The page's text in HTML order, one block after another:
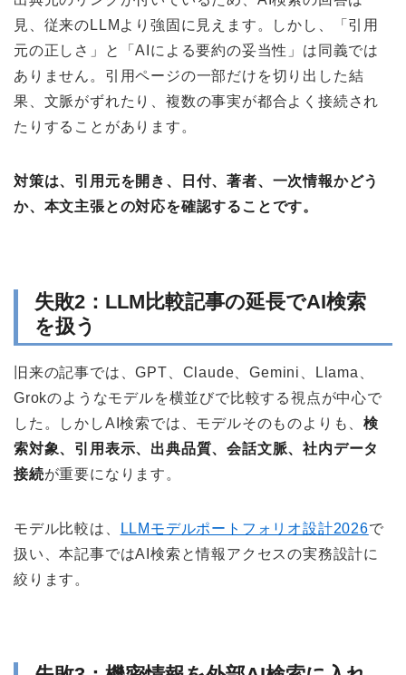
見、従来のLLMより強固に見えます。しかし、「引用
元の正しさ」と「AIによる要約の妥当性」は同義では
ありません。引用ページの一部だけを切り出した結
果、文脈がずれたり、複数の事実が都合よく接続され
たりすることがあります。
対策は、引用元を開き、日付、著者、一次情報かどう
か、本文主張との対応を確認することです。
失敗2：LLM比較記事の延長でAI検索
を扱う
旧来の記事では、GPT、Claude、Gemini、Llama、
Grokのようなモデルを横並びで比較する視点が中心で
した。しかしAI検索では、モデルそのものよりも、検
索対象、引用表示、出典品質、会話文脈、社内データ
接続が重要になります。
モデル比較は、 LLMモデルポートフォリオ設計2026で
扱い、本記事ではAI検索と情報アクセスの実務設計に
絞ります。